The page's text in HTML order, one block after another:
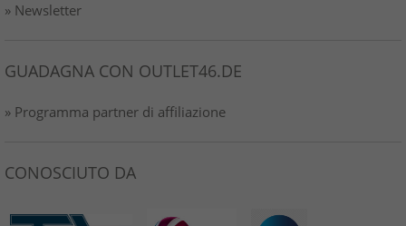
» Newsletter
GUADAGNA CON OUTLET46.DE
» Programma partner di affiliazione
CONOSCIUTO DA